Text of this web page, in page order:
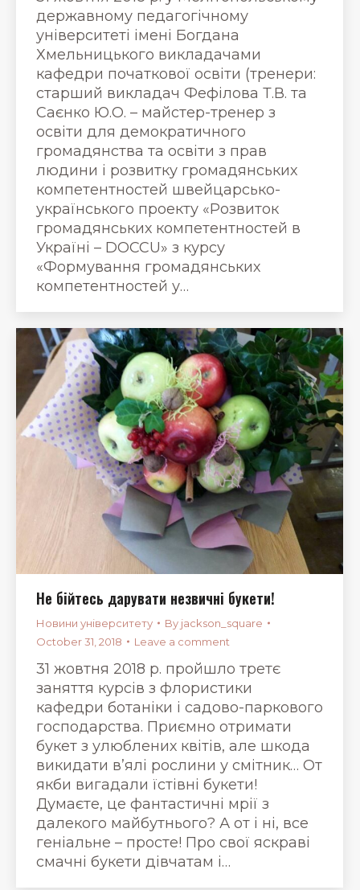
державному педагогічному
університеті імені Богдана
Хмельницького викладачами
кафедри початкової освіти (тренери:
старший викладач Фефілова Т.В. та
Саєнко Ю.О. – майстер-тренер з
освіти для демократичного
громадянства та освіти з прав
людини і розвитку громадянських
компетентностей швейцарсько-
українського проекту «Розвиток
громадянських компетентностей в
Україні – DOCCU» з курсу
«Формування громадянських
компетентностей у…
Не бійтесь дарувати незвичні букети!
Новини університету By jackson_square
October 31, 2018
Leave a comment
31 жовтня 2018 р. пройшло третє
заняття курсів з флористики
кафедри ботаніки і садово-паркового
господарства. Приємно отримати
букет з улюблених квітів, але шкода
викидати в’ялі рослини у смітник… От
якби вигадали їстівні букети!
Думаєте, це фантастичні мрії з
далекого майбутнього? А от і ні, все
геніальне – просте! Про свої яскраві
смачні букети дівчатам і…